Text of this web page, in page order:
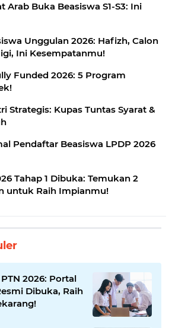
Arab Buka Beasiswa S1-S3: Ini
Unggulan 2026: Hafizh, Calon
Ini Kesempatanmu!
Funded 2026: 5 Program
Strategis: Kupas Tuntas Syarat &
Pendaftar Beasiswa LPDP 2026
Tahap 1 Dibuka: Temukan 2
untuk Raih Impianmu!
2026: Portal
Dibuka, Raih